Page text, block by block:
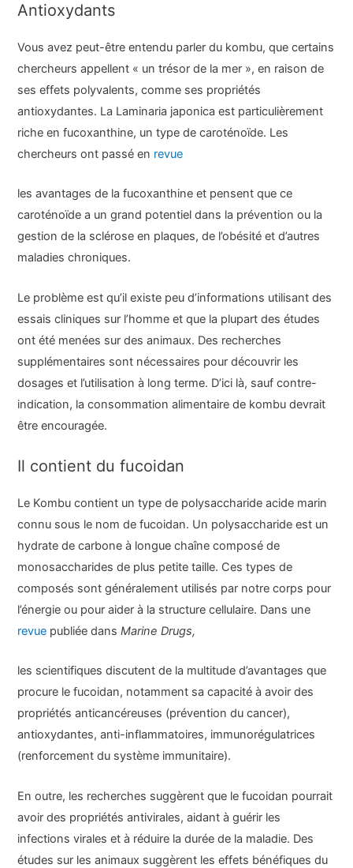
Antioxydants
Vous avez peut-être entendu parler du kombu, que certains
chercheurs appellent « un trésor de la mer », en raison de
ses effets polyvalents, comme ses propriétés
antioxydantes. La Laminaria japonica est particulièrement
riche en fucoxanthine, un type de caroténoïde. Les
chercheurs ont passé en revue
les avantages de la fucoxanthine et pensent que ce
caroténoïde a un grand potentiel dans la prévention ou la
gestion de la sclérose en plaques, de l’obésité et d’autres
maladies chroniques.
Le problème est qu’il existe peu d’informations utilisant des
essais cliniques sur l’homme et que la plupart des études
ont été menées sur des animaux. Des recherches
supplémentaires sont nécessaires pour découvrir les
dosages et l’utilisation à long terme. D’ici là, sauf contre-
indication, la consommation alimentaire de kombu devrait
être encouragée.
Il contient du fucoidan
Le Kombu contient un type de polysaccharide acide marin
connu sous le nom de fucoidan. Un polysaccharide est un
hydrate de carbone à longue chaîne composé de
monosaccharides de plus petite taille. Ces types de
composés sont généralement utilisés par notre corps pour
l’énergie ou pour aider à la structure cellulaire. Dans une
revue publiée dansMarine Drugs,
les scientifiques discutent de la multitude d’avantages que
procure le fucoidan, notamment sa capacité à avoir des
propriétés anticancéreuses (prévention du cancer),
antioxydantes, anti-inflammatoires, immunorégulatrices
(renforcement du système immunitaire).
En outre, les recherches suggèrent que le fucoidan pourrait
avoir des propriétés antivirales, aidant à guérir les
infections virales et à réduire la durée de la maladie. Des
études sur les animaux suggèrent les effets bénéfiques du